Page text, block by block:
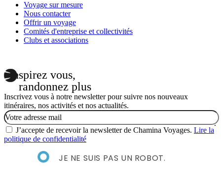
Voyage sur mesure
Nous contacter
Offrir un voyage
Comités d'entreprise et collectivités
Clubs et associations
Inspirez vous,
randonnez plus
Inscrivez vous à notre newsletter pour suivre nos nouveaux
itinéraires, nos activités et nos actualités.
Email
J’accepte de recevoir la newsletter de Chamina Voyages. Lire la
politique de confidentialité
JE NE SUIS PAS UN ROBOT.